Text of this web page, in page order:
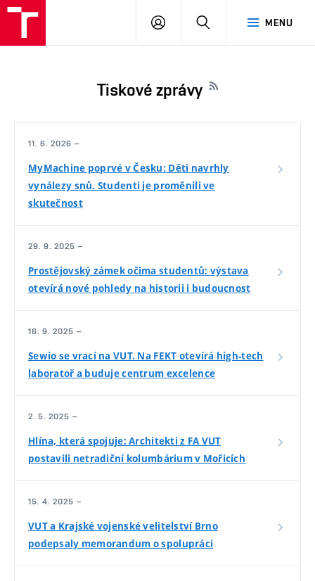
MENU
PŘIHLÁSIT
Tiskové zprávy
11. 6. 2026 –
MyMachine poprvé v Česku: Děti navrhly
vynálezy snů. Studenti je proměnili ve
skutečnost
29. 9. 2025 –
Prostějovský zámek očima studentů: výstava
otevírá nové pohledy na historii i budoucnost
16. 9. 2025 –
Sewio se vrací na VUT. Na FEKT otevírá high-tech
laboratoř a buduje centrum excelence
2. 5. 2025 –
Hlína, která spojuje: Architekti z FA VUT
postavili netradiční kolumbárium v Mořicích
15. 4. 2025 –
VUT a Krajské vojenské velitelství Brno
podepsaly memorandum o spolupráci